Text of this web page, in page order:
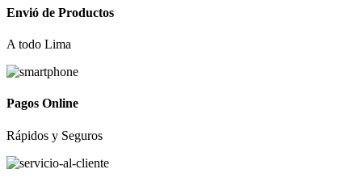
Envió de Productos
A todo Lima
Pagos Online
Rápidos y Seguros